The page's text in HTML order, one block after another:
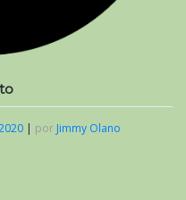
| por Jimmy Olano